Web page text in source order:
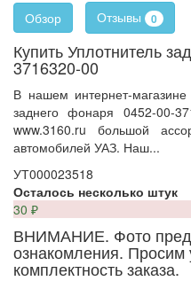
Обзор Отзывы 0
Купить Уплотнитель
3716320-00
В нашем интернет-
заднего фонаря 0452-00-
www.3160.ru большой
автомобилей УАЗ. Наш...
УТ000023518
Осталось несколько штук
30 ₽
ВНИМАНИЕ. Фото
ознакомления. Просим
комплектность заказа.